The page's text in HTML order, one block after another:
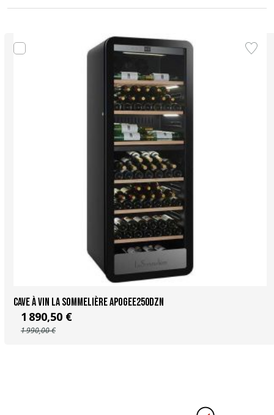
Cave à vin La Sommelière APOGEE250DZN
1 890,50 €
1 990,00 €